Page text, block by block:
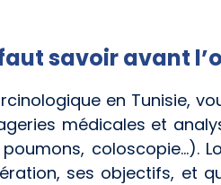
savoir avant
en Tunisie,
médicales et
coloscopie…).
ses objectifs, et